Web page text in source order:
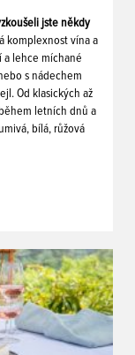
jste někdy
komplexnost vína a
a lehce míchané
s nádechem
Od klasických až
letních dnů a
bílá, růžová